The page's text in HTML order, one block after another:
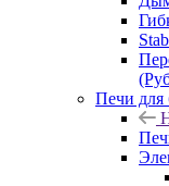
Печи для